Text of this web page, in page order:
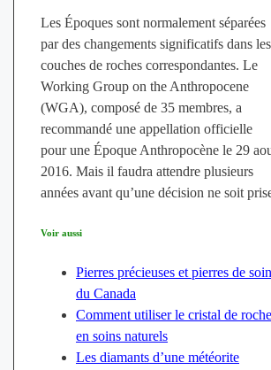
Les Époques sont normalement séparées
par des changements significatifs dans les
couches de roches correspondantes. Le
Working Group on the Anthropocene
(WGA), composé de 35 membres, a
recommandé une appellation officielle
pour une Époque Anthropocène le 29
2016. Mais il faudra attendre plusieurs
années avant qu’une décision ne soit
Voir aussi
Pierres précieuses et pierres de
du Canada
Comment utiliser le cristal de roche
en soins naturels
Les diamants d’une météorite